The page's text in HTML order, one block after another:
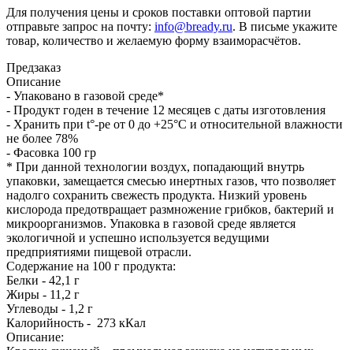
Для получения цены и сроков поставки оптовой партии
отправьте запрос на почту: info@bready.ru. В письме укажите
товар, количество и желаемую форму взаиморасчётов.
Предзаказ
Описание
- Упаковано в газовой среде*
- Продукт годен в течение 12 месяцев с даты изготовления
- Хранить при t°-ре от 0 до +25°С и относительной влажности
не более 78%
- Фасовка 100 гр
* При данной технологии воздух, попадающий внутрь
упаковки, замещается смесью инертных газов, что позволяет
надолго сохранить свежесть продукта. Низкий уровень
кислорода предотвращает размножение грибков, бактерий и
микроорганизмов. Упаковка в газовой среде является
экологичной и успешно используется ведущими
предприятиями пищевой отрасли.
Содержание на 100 г продукта:
Белки - 42,1 г
Жиры - 11,2 г
Углеводы - 1,2 г
Калорийность - 273 кКал
Описание: